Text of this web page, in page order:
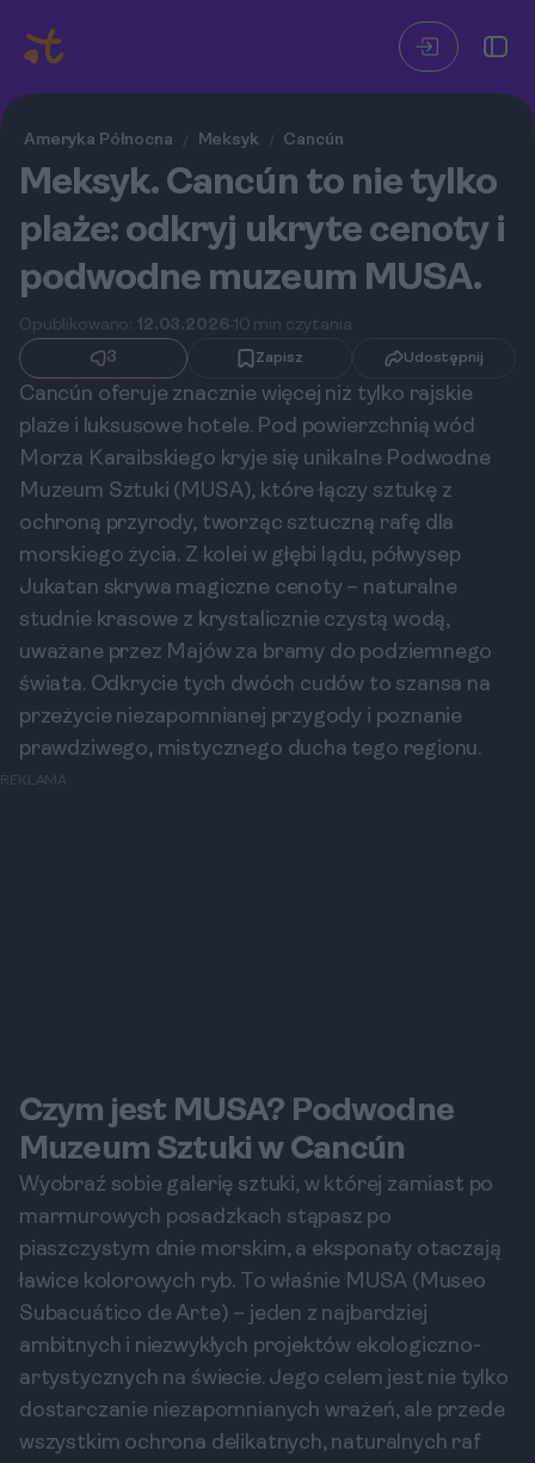
Ameryka Północna / Meksyk / Cancún
Meksyk. Cancún to nie tylko
plaże: odkryj ukryte cenoty i
podwodne muzeum MUSA.
Opublikowano: 12.03.2026 10 min czytania
3
Zapisz Udostępnij
Cancún oferuje znacznie więcej niż tylko rajskie
plaże i luksusowe hotele. Pod powierzchnią wód
Morza Karaibskiego kryje się unikalne Podwodne
Muzeum Sztuki (MUSA), które łączy sztukę z
ochroną przyrody, tworząc sztuczną rafę dla
morskiego życia. Z kolei w głębi lądu, półwysep
Jukatan skrywa magiczne cenoty – naturalne
studnie krasowe z krystalicznie czystą wodą,
uważane przez Majów za bramy do podziemnego
świata. Odkrycie tych dwóch cudów to szansa na
przeżycie niezapomnianej przygody i poznanie
prawdziwego, mistycznego ducha tego regionu.
REKLAMA
Czym jest MUSA? Podwodne
Muzeum Sztuki w Cancún
Wyobraź sobie galerię sztuki, w której zamiast po
marmurowych posadzkach stąpasz po
piaszczystym dnie morskim, a eksponaty otaczają
ławice kolorowych ryb. To właśnie MUSA (Museo
Subacuático de Arte) – jeden z najbardziej
ambitnych i niezwykłych projektów ekologiczno-
artystycznych na świecie. Jego celem jest nie tylko
dostarczanie niezapomnianych wrażeń, ale przede
wszystkim ochrona delikatnych, naturalnych raf